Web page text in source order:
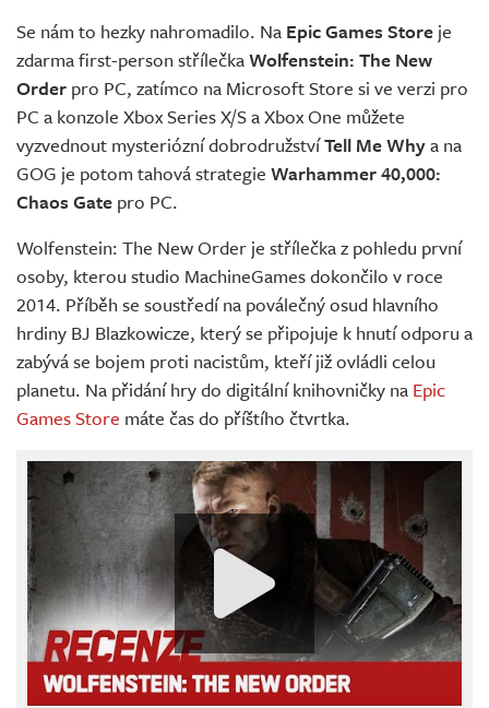
Živě
Se nám to hezky nahromadilo. Na Epic Games Store je
zdarma first-person střílečkaWolfenstein: The New
Order pro PC, zatímco na Microsoft Store si ve verzi pro
PC a konzole Xbox Series X/S a Xbox One můžete
vyzvednout mysteriózní dobrodružstvíTell Me Whya na
GOG je potom tahová strategie Warhammer 40,000:
Chaos Gate pro PC.
Wolfenstein: The New Order je střílečka z pohledu první
osoby, kterou studio MachineGames dokončilo v roce
2014. Příběh se soustředí na poválečný osud hlavního
hrdiny BJ Blazkowicze, který se připojuje k hnutí odporu a
zabývá se bojem proti nacistům, kteří již ovládli celou
planetu. Na přidání hry do digitální knihovničky na Epic
Games Store máte čas do příštího čtvrtka.